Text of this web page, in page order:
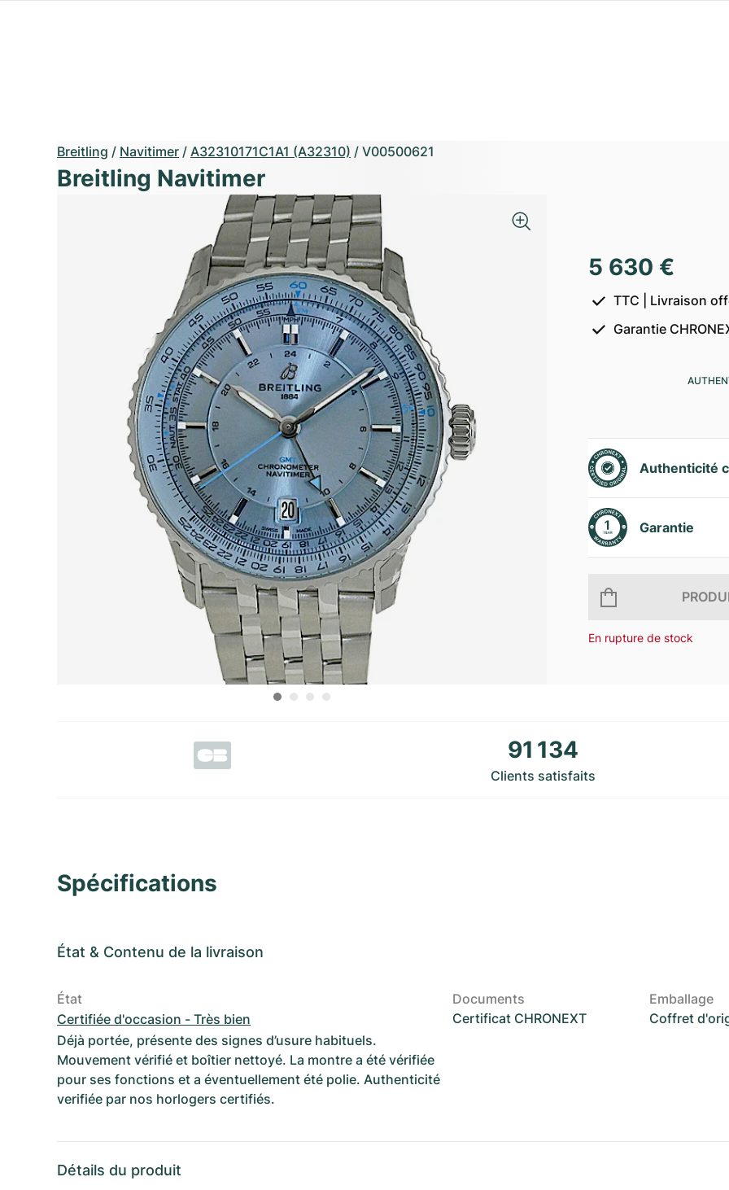
Breitling / Navitimer / A32310171C1A1 (A32310) / V00500621
Breitling Navitimer
5 630 €
TTC | Livraison
Garantie
Authenticité
Garantie
En rupture de stock
91 134
Clients satisfaits
Spécifications
État & Contenu de la livraison
État
Certifiée d'occasion - Très bien
Déjà portée, présente des signes d’usure habituels.
Mouvement vérifié et boîtier nettoyé. La montre a été vérifiée
pour ses fonctions et a éventuellement été polie. Authenticité
verifiée par nos horlogers certifiés.
Documents
Certificat CHRONEXT
Emballage
Coffret
Détails du produit